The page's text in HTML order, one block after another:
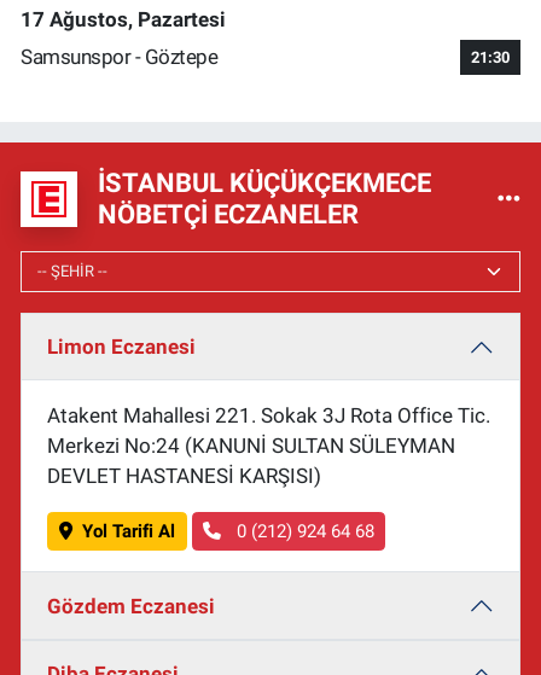
17 Ağustos, Pazartesi
Samsunspor - Göztepe
21:30
İSTANBUL KÜÇÜKÇEKMECE
NÖBETÇI ECZANELER
Limon Eczanesi
Atakent Mahallesi 221. Sokak 3J Rota Office Tic.
Merkezi No:24 (KANUNİ SULTAN SÜLEYMAN
DEVLET HASTANESİ KARŞISI)
Yol Tarifi Al 0 (212) 924 64 68
Gözdem Eczanesi